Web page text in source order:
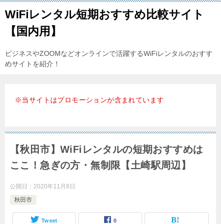
WiFiレンタル短期おすすめ比較サイト
【国内用】
ビジネスやZOOMなどオンラインで活躍するWiFiレンタルのおすす
めサイトを紹介！
※当サイトはプロモーションが含まれています
【秋田市】WiFiレンタルの短期おすすめは
ここ！急ぎの方・無制限【土崎駅周辺】
公開日： 2020年11月8日
秋田市
Tweet 0